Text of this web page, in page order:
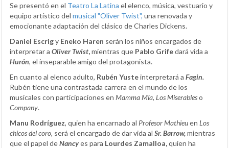
Se presentó en el Teatro La Latina el elenco, música, vestuario y
equipo artístico del musical "Oliver Twist", una renovada y
emocionante adaptación del clásico de Charles Dickens.
Daniel Escrigy Eneko Haren serán los niños encargados de
interpretar a Oliver Twist,mientras que Pablo Grifedará vida a
Hurón, el inseparable amigo del protagonista.
En cuanto al elenco adulto, Rubén Yusteinterpretará a Fagin.
Rubén tiene una contrastada carrera en el mundo de los
musicales con participaciones en Mamma Mía, Los Miserableso
Company.
Manu Rodríguez, quien ha encarnado al Profesor Mathieuen Los
chicos del coro, será el encargado de dar vida al Sr. Barrow, mientras
que el papel deNancyes para Lourdes Zamalloa,quien ha